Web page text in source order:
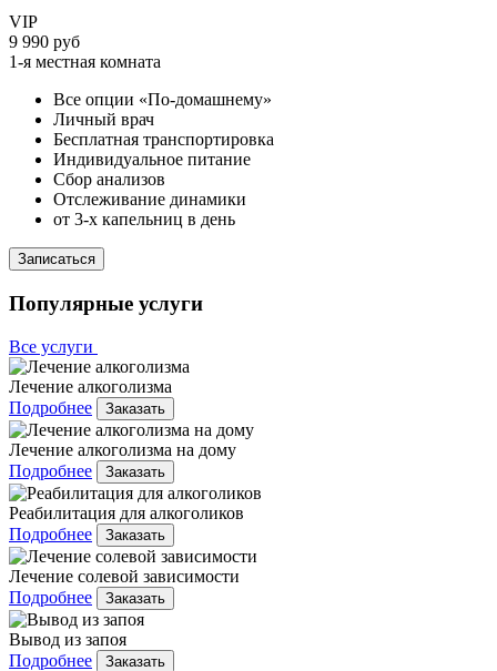
VIP
9 990 руб
1-я местная комната
Все опции «По-домашнему»
Личный врач
Бесплатная транспортировка
Индивидуальное питание
Сбор анализов
Отслеживание динамики
от 3-х капельниц в день
Записаться
Популярные услуги
Все услуги
Лечение алкоголизма
Подробнее
Заказать
Лечение алкоголизма на дому
Подробнее
Заказать
Реабилитация для алкоголиков
Подробнее
Заказать
Лечение солевой зависимости
Подробнее
Заказать
Вывод из запоя
Подробнее
Заказать